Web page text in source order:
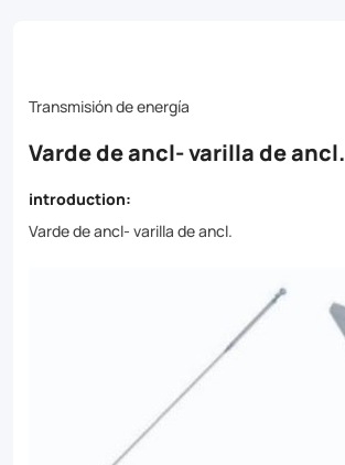
tensile
anchor
rods
provide
Transmisión de energía
Varde de ancl- varilla de ancl.
introduction:
Varde de ancl- varilla de ancl.